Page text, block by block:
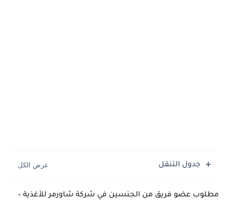
جدول التنقل
مطلوب عضو فريق من الجنسين في شركة شاورمر للأغذية –